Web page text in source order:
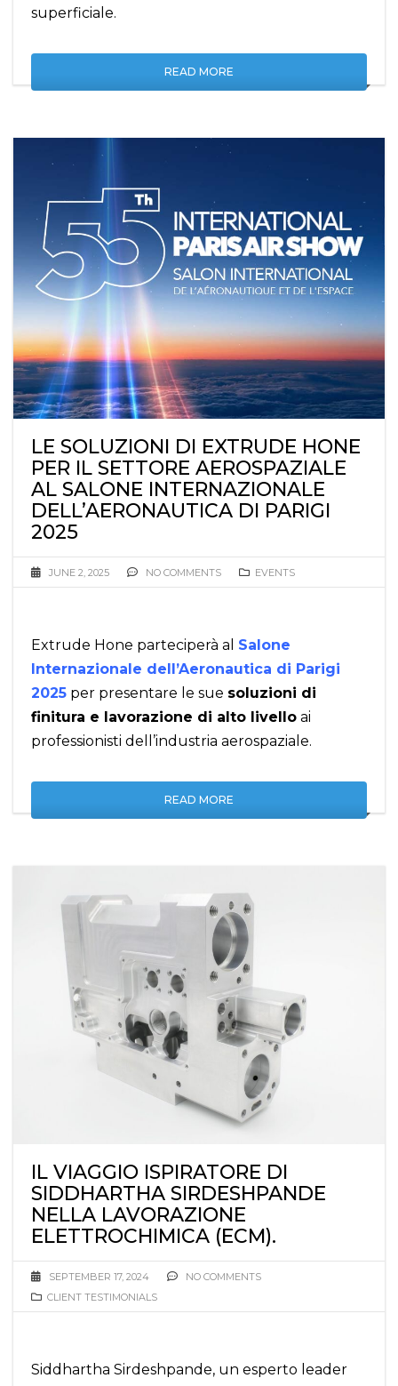
superficiale.
READ MORE
LE SOLUZIONI DI EXTRUDE HONE
PER IL SETTORE AEROSPAZIALE
AL SALONE INTERNAZIONALE
DELL’AERONAUTICA DI PARIGI
2025
JUNE 2, 2025 NO COMMENTS EVENTS
Extrude Hone parteciperà al Salone
Internazionale dell’Aeronautica di Parigi
2025 per presentare le sue soluzioni di
finitura e lavorazione di alto livello ai
professionisti dell’industria aerospaziale.
READ MORE
IL VIAGGIO ISPIRATORE DI
SIDDHARTHA SIRDESHPANDE
NELLA LAVORAZIONE
ELETTROCHIMICA (ECM).
SEPTEMBER 17, 2024
NO COMMENTS
CLIENT TESTIMONIALS
Siddhartha Sirdeshpande, un esperto leader